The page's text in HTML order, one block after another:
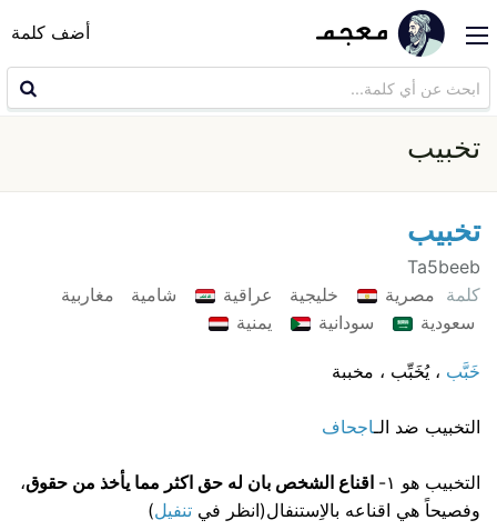
أضف كلمة
تخبيب
تخبيب
Ta5beeb
كلمة مصرية خليجية عراقية شامية
مغاربية
سعودية
سودانية يمنية
خَبَّب ، يُخَبِّب ، مخببة
التخبيب ضد الـاجحاف
التخبيب هو ١- اقناع الشخص بان له حق اكثر مما يأخذ من حقوق،
وفصيحاً هي اقناعه بالاِستنفال(انظر في تنفيل)